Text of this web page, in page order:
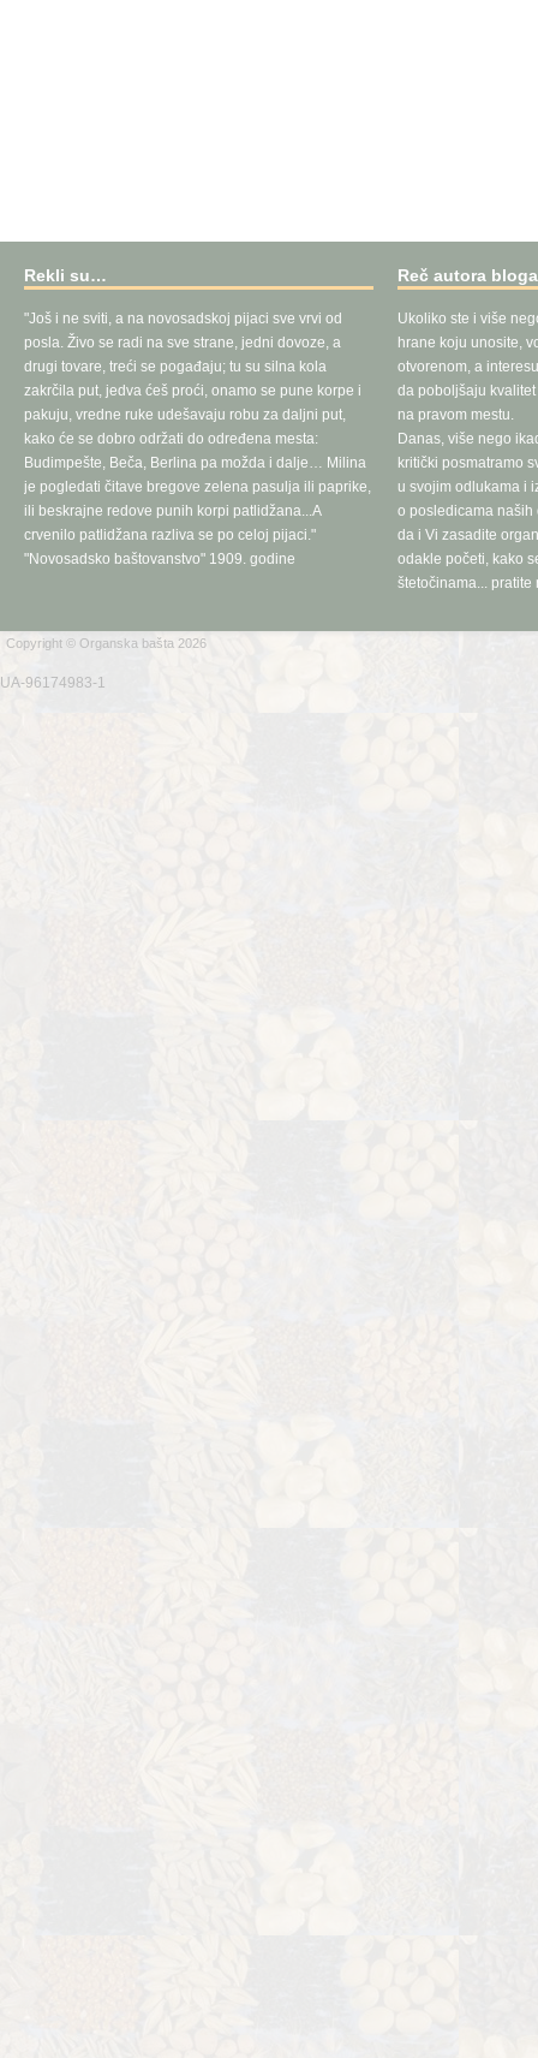
Rekli su…
"Još i ne sviti, a na novosadskoj pijaci sve vrvi od
posla. Živo se radi na sve strane, jedni dovoze, a
drugi tovare, treći se pogađaju; tu su silna kola
zakrčila put, jedva ćeš proći, onamo se pune korpe i
pakuju, vredne ruke udešavaju robu za daljni put,
kako će se dobro održati do određena mesta:
Budimpešte, Beča, Berlina pa možda i dalje… Milina
je pogledati čitave bregove zelena pasulja ili paprike,
ili beskrajne redove punih korpi patlidžana...A
crvenilo patlidžana razliva se po celoj pijaci."
"Novosadsko baštovanstvo" 1909. godine
Reč autora
Ukoliko ste i više
hrane koju unosite,
otvorenom, a
da poboljšaju
na pravom mestu.
Danas, više nego
kritički posmatramo
u svojim odlukama i
o posledicama naših
da i Vi zasadite
odakle početi, kako
štetočinama... pratite
Copyright © Organska bašta 2026
UA-96174983-1